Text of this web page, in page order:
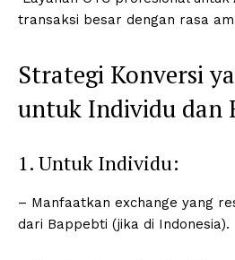
transaksi besar dengan rasa
Strategi Konversi
untuk Individu dan
1. Untuk Individu:
– Manfaatkan exchange yang
dari Bappebti (jika di Indonesia).